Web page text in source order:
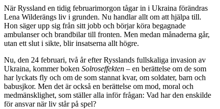
När Ryssland en tidig februarimorgon tågar in i Ukraina förändras
Lena Wilderängs liv i grunden. Nu handlar allt om att hjälpa till.
Hon säger upp sig från sitt jobb och ­börjar köra begagnade
ambulanser och brandbilar till fronten. Men medan månaderna går,
utan ett slut i sikte, blir insatserna allt högre.
Nu, den 24 februari, två år efter Rysslands fullskaliga invasion av
Ukraina, kommer boken Solroseffekten – en berättelse om de som
har lyckats fly och om de som stannat kvar, om soldater, barn och
babusjkor. Men det är också en berättelse om mod, moral och
medmänsklighet, som ställer alla inför ­frågan: Vad har den enskilde
för ansvar när liv står på spel?